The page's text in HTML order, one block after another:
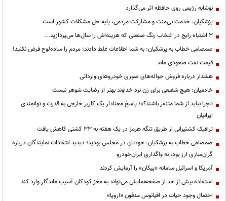
نوشابه رژیمی روی حافظه اثر می‌گذارد
پزشکیان: خدمت بی‌منت و مشارکت مردمی، پایه حل مشکلات کشور است
3 اشتباه رایج در انتخاب رنگ صنعتی که هزینه‌اش را سال‌ها می‌پردازید...
صمصامی خطاب به پزشکیان: به شما اطلاعات غلط دادند؛ مردم را ساده‌لوح فرض نکنید!
قیمت نفت صعودی ماند
هشدار درباره فروش حواله‌های صوری خودروهای وارداتی
خادمیان: هیچ شفیعی برای زن نزد خداوند بهتر از رضایت شوهر نیست
«چرا نباید از شما متنفر باشند؟»؛ پاسخ معنادار یک کاربر خارجی به قدرت و توانمندی
ایرانیان
ترافیک کشتیرانی از طریق تنگه هرمز در یک هفته به ۳۳ کشتی کاهش یافت
صمصامی خطاب به پزشکیان: خودتان در مجلس بودید؛ دیدید انتقادات نمایندگان درباره
گران‌سازی ارز بود، نه واگذاری ایران‌خودرو
آمریکا و اسرائیل سامانه «پیکان» را آزمایش کردند
استفاده بیش از حد از صفحه‌نمایش می‌تواند به مغز کودکان آسیب ماندگار وارد کند
احتمال وجود حیات در اقیانوس مدفون «اروپا»